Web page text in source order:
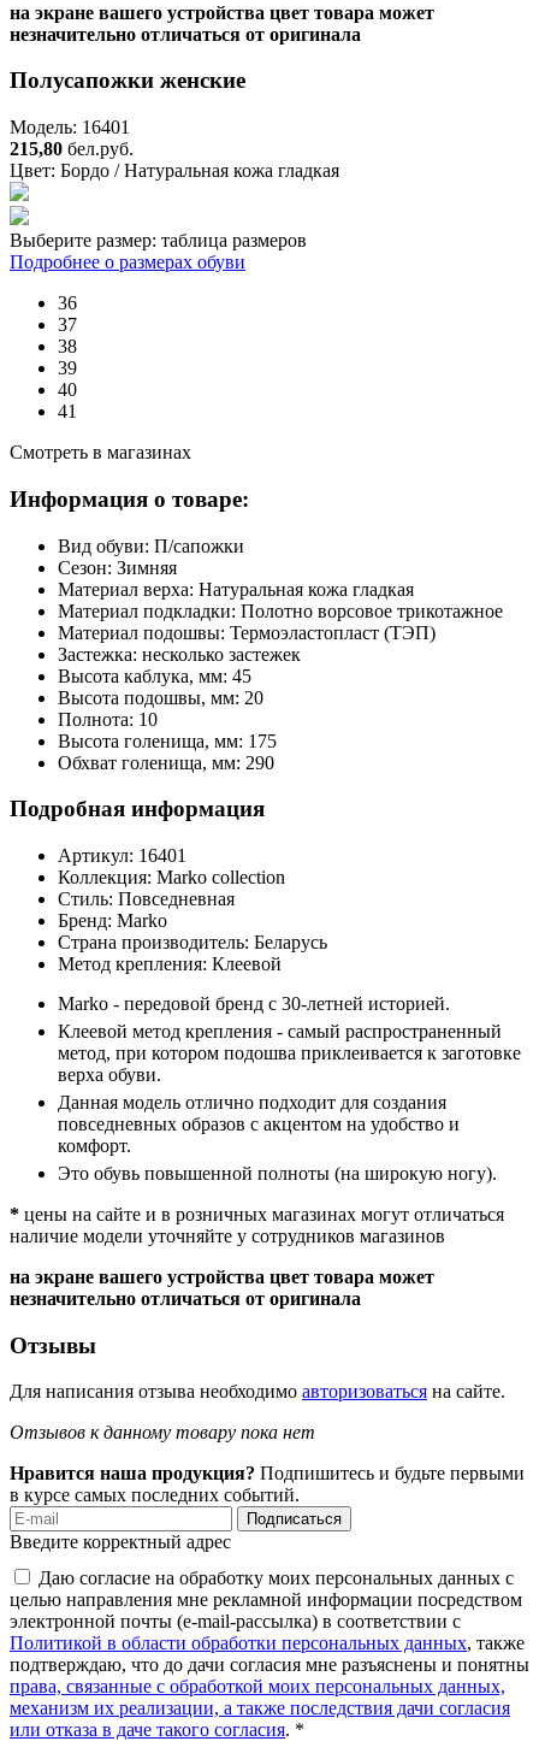
на экране вашего устройства цвет товара может
незначительно отличаться от оригинала
Полусапожки женские
Модель: 16401
215,80 бел.руб.
Цвет: Бордо / Натуральная кожа гладкая
Выберите размер: таблица размеров
Подробнее о размерах обуви
36
37
38
39
40
41
Смотреть в магазинах
Информация о товаре:
Вид обуви: П/сапожки
Сезон: Зимняя
Материал верха: Натуральная кожа гладкая
Материал подкладки: Полотно ворсовое трикотажное
Материал подошвы: Термоэластопласт (ТЭП)
Застежка: несколько застежек
Высота каблука, мм: 45
Высота подошвы, мм: 20
Полнота: 10
Высота голенища, мм: 175
Обхват голенища, мм: 290
Подробная информация
Артикул: 16401
Коллекция: Marko collection
Стиль: Повседневная
Бренд: Marko
Страна производитель: Беларусь
Метод крепления: Клеевой
Marko - передовой бренд с 30-летней историей.
Клеевой метод крепления - самый распространенный
метод, при котором подошва приклеивается к заготовке
верха обуви.
Данная модель отлично подходит для создания
повседневных образов с акцентом на удобство и
комфорт.
Это обувь повышенной полноты (на широкую ногу).
* цены на сайте и в розничных магазинах могут отличаться
наличие модели уточняйте у сотрудников магазинов
на экране вашего устройства цвет товара может
незначительно отличаться от оригинала
Отзывы
Для написания отзыва необходимо авторизоваться на сайте.
Отзывов к данному товару пока нет
Нравится наша продукция? Подпишитесь и будьте первыми
в курсе самых последних событий.
Подписаться
Введите корректный адрес
Даю согласие на обработку моих персональных данных с
целью направления мне рекламной информации посредством
электронной почты (e-mail-рассылка) в соответствии с
Политикой в области обработки персональных данных, также
подтверждаю, что до дачи согласия мне разъяснены и понятны
права, связанные с обработкой моих персональных данных,
механизм их реализации, а также последствия дачи согласия
или отказа в даче такого согласия. *